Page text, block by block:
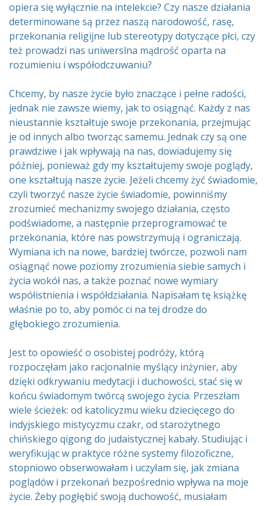
opiera się wyłącznie na intelekcie? Czy nasze działania
determinowane są przez naszą narodowość, rasę,
przekonania religijne lub stereotypy dotyczące płci, czy
też prowadzi nas uniwerslna mądrość oparta na
rozumieniu i współodczuwaniu?
Chcemy, by nasze życie było znaczące i pełne radości,
jednak nie zawsze wiemy, jak to osiągnąć. Każdy z nas
nieustannie kształtuje swoje przekonania, przejmując
je od innych albo tworząc samemu. Jednak czy są one
prawdziwe i jak wpływają na nas, dowiadujemy się
później, ponieważ gdy my kształtujemy swoje poglądy,
one kształtują nasze życie. Jeżeli chcemy żyć świadomie,
czyli tworzyć nasze życie świadomie, powinniśmy
zrozumieć mechanizmy swojego działania, często
podświadome, a następnie przeprogramować te
przekonania, które nas powstrzymują i ograniczają.
Wymiana ich na nowe, bardziej twórcze, pozwoli nam
osiągnąć nowe poziomy zrozumienia siebie samych i
życia wokół nas, a także poznać nowe wymiary
współistnienia i współdziałania. Napisałam tę książkę
właśnie po to, aby pomóc ci na tej drodze do
głębokiego zrozumienia.
Jest to opowieść o osobistej podróży, którą
rozpoczęłam jako racjonalnie myślący inżynier, aby
dzięki odkrywaniu medytacji i duchowości, stać się w
końcu świadomym twórcą swojego życia. Przeszłam
wiele ścieżek: od katolicyzmu wieku dziecięcego do
indyjskiego mistycyzmu czakr, od starożytnego
chińskiego qigong do judaistycznej kabały. Studiując i
weryfikując w praktyce różne systemy filozoficzne,
stopniowo obserwowałam i uczyłam się, jak zmiana
poglądów i przekonań bezpośrednio wpływa na moje
życie. Żeby pogłębić swoją duchowość, musiałam